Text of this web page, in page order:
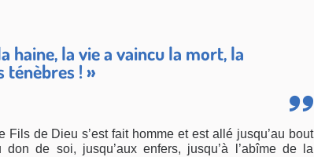
haine, la vie a vaincu la mort, la
ténèbres ! »
de Dieu s’est fait homme et est allé jusqu’au bout
de soi, jusqu’aux enfers, jusqu’à l’abîme de la